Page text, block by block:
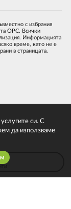
с избрания
ОРС. Всички
Информацията
време, като не е
в страницата.
си. С
да използваме